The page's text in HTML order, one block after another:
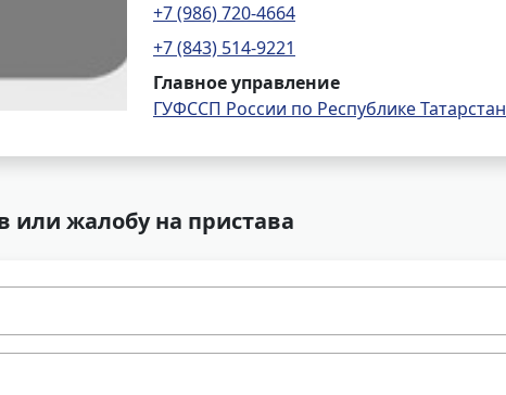
+7 (986) 720-4664
+7 (843) 514-9221
Главное управление
ГУФССП России по Республике Татарстан
или жалобу на пристава